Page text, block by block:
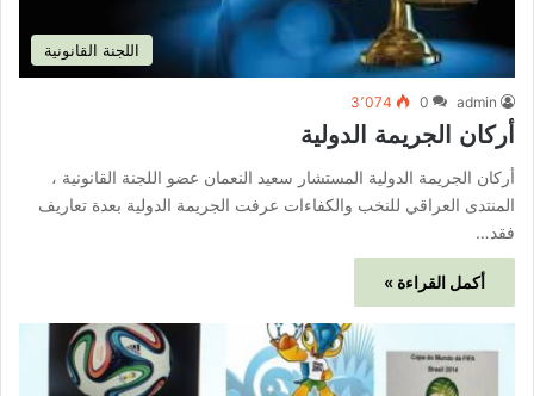
اللجنة القانونية
admin
0 3٬074
أركان الجريمة الدولية
أركان الجريمة الدولية المستشار سعيد النعمان عضو اللجنة القانونية ،
المنتدى العراقي للنخب والكفاءات عرفت الجريمة الدولية بعدة تعاريف
فقد…
أكمل القراءة »